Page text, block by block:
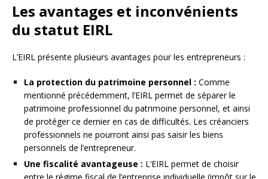
Les avantages et inconvénients
du statut EIRL
L’EIRL présente plusieurs avantages pour les entrepreneurs :
La protection du patrimoine personnel : Comme
mentionné précédemment, l’EIRL permet de séparer le
patrimoine professionnel du patrimoine personnel, et ainsi
de protéger ce dernier en cas de difficultés. Les créanciers
professionnels ne pourront ainsi pas saisir les biens
personnels de l’entrepreneur.
Une fiscalité avantageuse : L’EIRL permet de choisir